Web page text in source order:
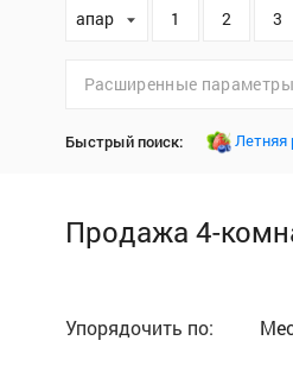
апартаменты1 2 3
Расширенные параметры
Быстрый поиск: Летняя
Продажа 4-
Упорядочить по: